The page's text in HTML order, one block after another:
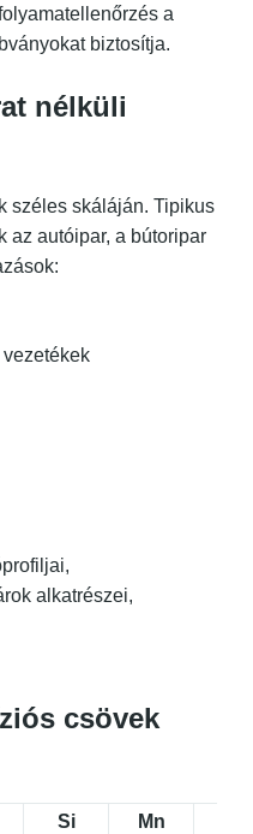
a
biztosítja.
nélküli
széles skáláján. Tipikus
az autóipar, a bútoripar
alkatrészei,
csövek
Si Mn